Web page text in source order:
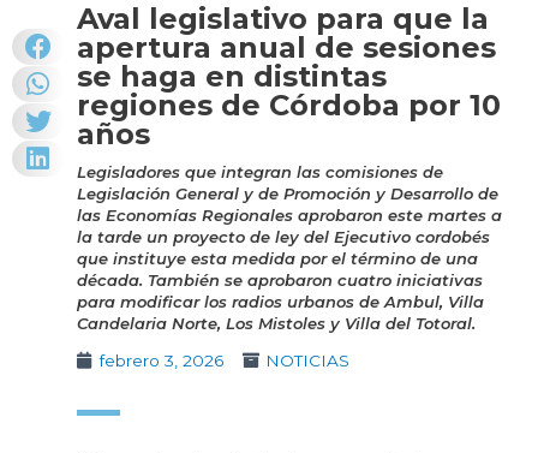
Aval legislativo para que la
apertura anual de sesiones
se haga en distintas
regiones de Córdoba por 10
años
Legisladores que integran las comisiones de
Legislación General y de Promoción y Desarrollo de
las Economías Regionales aprobaron este martes a
la tarde un proyecto de ley del Ejecutivo cordobés
que instituye esta medida por el término de una
década. También se aprobaron cuatro iniciativas
para modificar los radios urbanos de Ambul, Villa
Candelaria Norte, Los Mistoles y Villa del Totoral.
febrero 3, 2026
NOTICIAS